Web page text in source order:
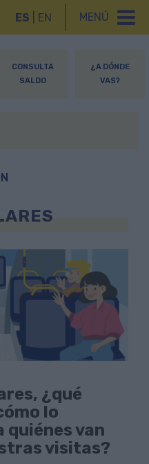
MENÚ
ES EN
CONSULTA
SALDO
¿A DÓNDE
VAS?
¿qué
lo
quiénes van
visitas?